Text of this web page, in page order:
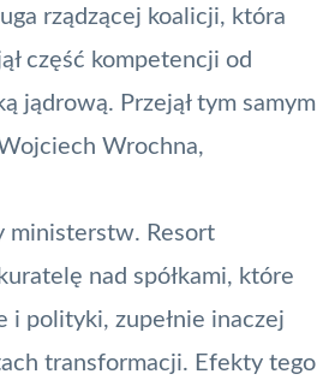
rządzącej koalicji, która
część kompetencji od
jądrową. Przejął tym samym
Wrochna,
ministerstw. Resort
nad spółkami, które
i polityki, zupełnie inaczej
transformacji. Efekty tego